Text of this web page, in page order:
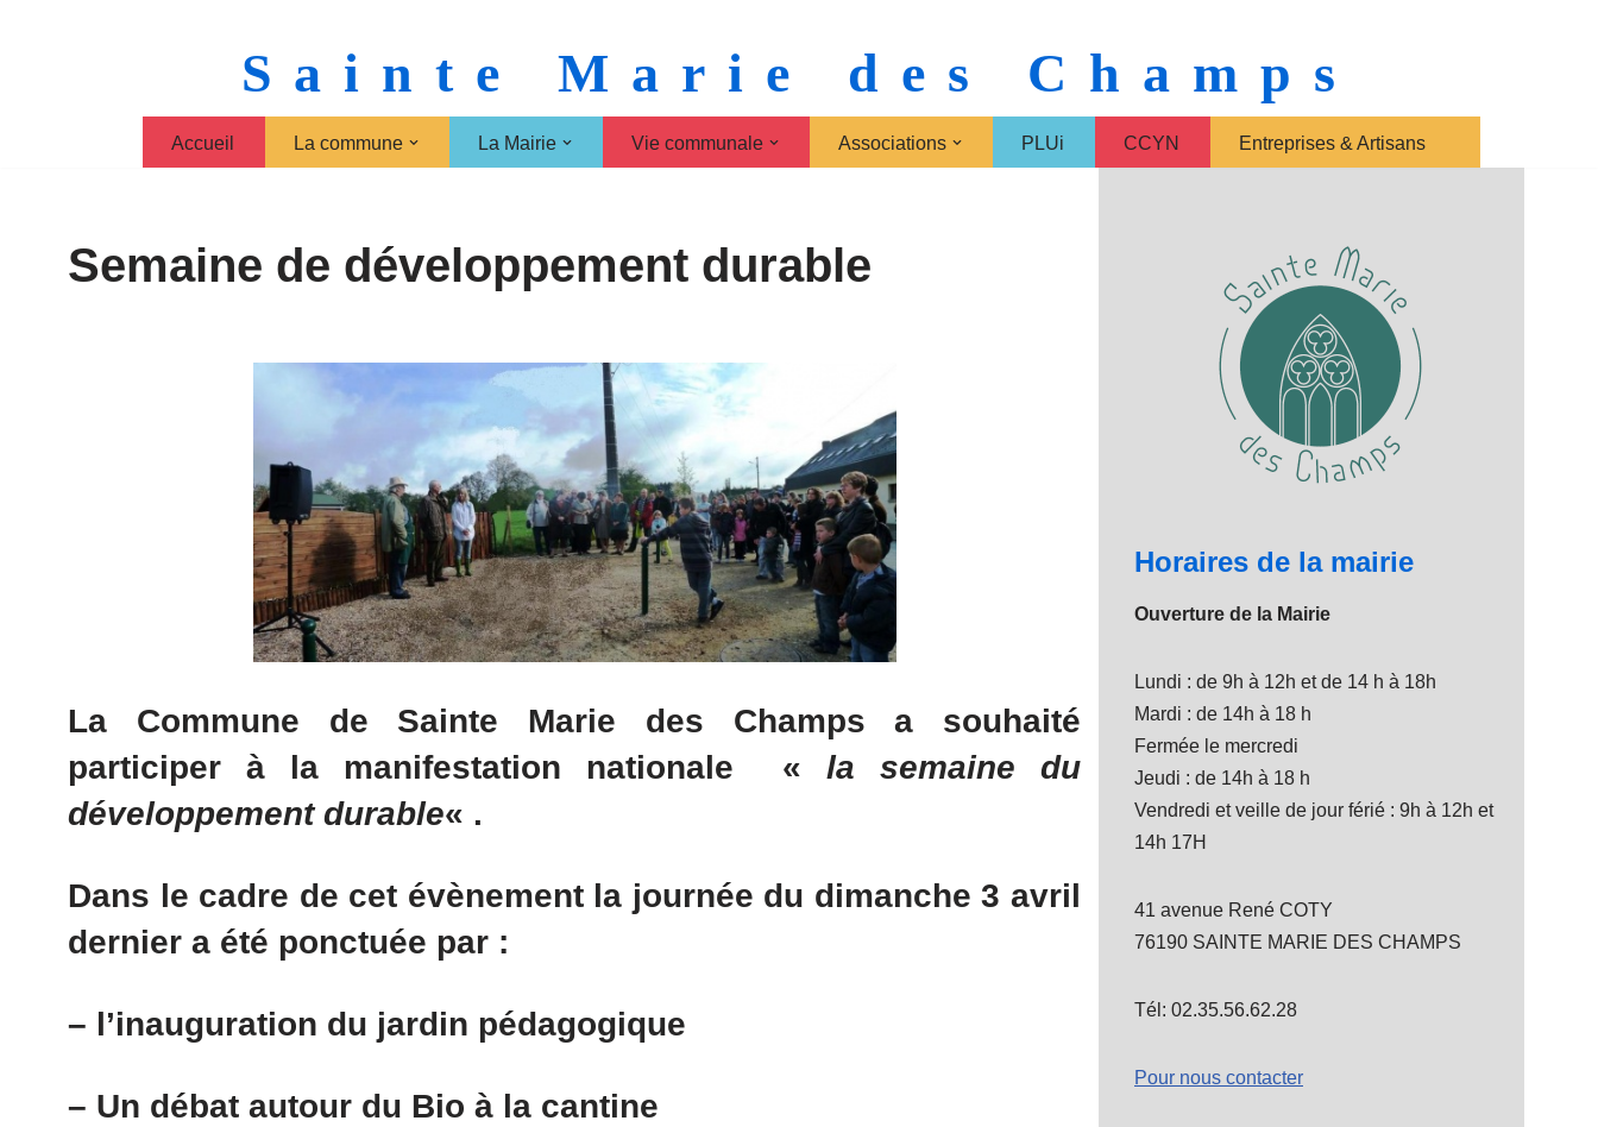
Sainte Marie des Champs
Accueil La commune La Mairie Vie communale Associations PLUi CCYN Entreprises & Artisans
Semaine de développement durable
La Commune de Sainte Marie des Champs a souhaité
participer à la manifestation nationale «la semaine du
développement durable« .
Dans le cadre de cet évènement la journée du dimanche 3 avril
dernier a été ponctuée par :
– l’inauguration du jardin pédagogique
– Un débat autour du Bio à la cantine
Horaires de la mairie
Ouverture de la Mairie
Lundi : de 9h à 12h et de 14 h à 18h
Mardi : de 14h à 18 h
Fermée le mercredi
Jeudi : de 14h à 18 h
Vendredi et veille de jour férié : 9h à 12h et
14h 17H
41 avenue René COTY
76190 SAINTE MARIE DES CHAMPS
Tél: 02.35.56.62.28
Pour nous contacter